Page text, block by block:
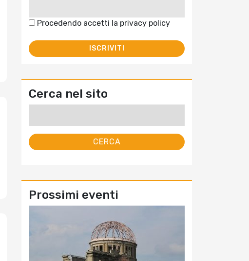
Procedendo accetti la privacy policy
Cerca nel sito
Prossimi eventi